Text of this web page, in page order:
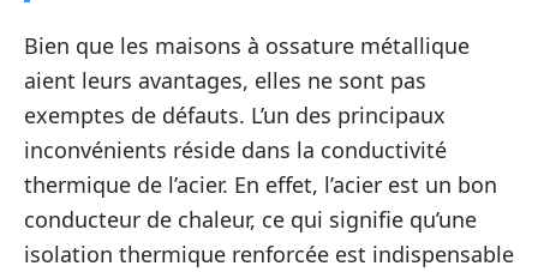
Bien que les maisons à ossature métallique
aient leurs avantages, elles ne sont pas
exemptes de défauts. L’un des principaux
inconvénients réside dans la conductivité
thermique de l’acier. En effet, l’acier est un bon
conducteur de chaleur, ce qui signifie qu’une
isolation thermique renforcée est indispensable